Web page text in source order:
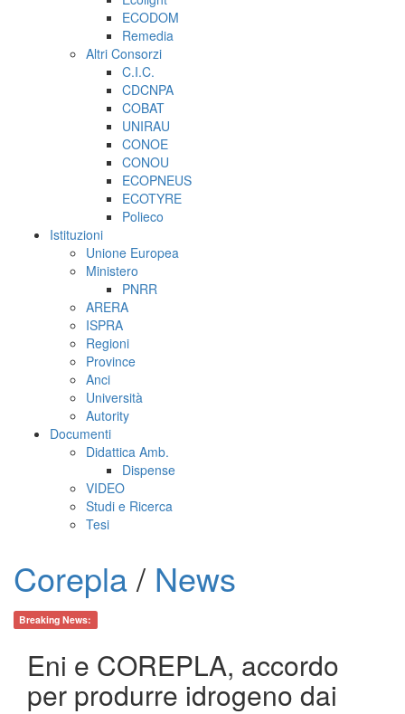
ECODOM
Remedia
Altri Consorzi
C.I.C.
CDCNPA
COBAT
UNIRAU
CONOE
CONOU
ECOPNEUS
ECOTYRE
Polieco
Istituzioni
Unione Europea
Ministero
PNRR
ARERA
ISPRA
Regioni
Province
Anci
Università
Autority
Documenti
Didattica Amb.
Dispense
VIDEO
Studi e Ricerca
Tesi
Corepla/ News
Breaking News:
Eni e COREPLA, accordo
per produrre idrogeno dai